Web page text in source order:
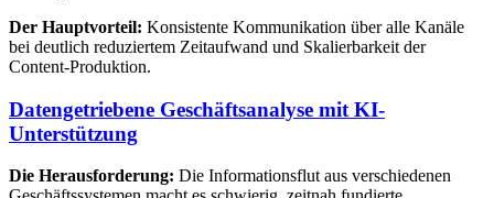
Der Hauptvorteil: Konsistente Kommunikation über alle Kanäle
bei deutlich reduziertem Zeitaufwand und Skalierbarkeit der
Content-Produktion.
Datengetriebene Geschäftsanalyse mit KI-
Unterstützung
Die Herausforderung: Die Informationsflut aus verschiedenen